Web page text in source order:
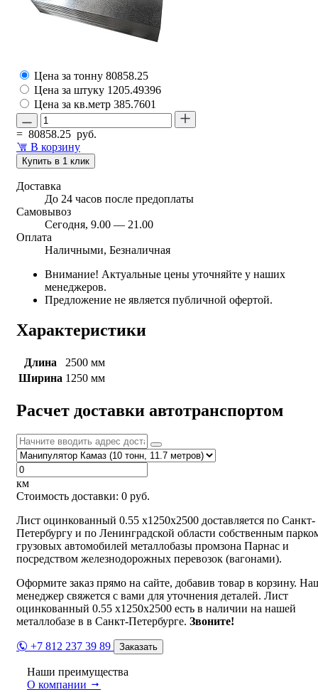
Цена за тонну 80858.25
Цена за штуку 1205.49396
Цена за кв.метр 385.7601
= 80858.25 руб.
В корзину
Купить в 1 клик
Доставка
До 24 часов после предоплаты
Самовывоз
Сегодня, 9.00 — 21.00
Оплата
Наличными, Безналичная
Внимание! Актуальные цены уточняйте у наших
менеджеров.
Предложение не является публичной офертой.
Характеристики
Длина
2500 мм
Ширина 1250 мм
Расчет доставки автотранспортом
км
Стоимость доставки: 0 руб.
Лист оцинкованный 0.55 х1250х2500 доставляется по Санкт-
Петербургу и по Ленинградской области собственным
грузовых автомобилей металлобазы промзона Парнас и
посредством железнодорожных перевозок (вагонами).
Оформите заказ прямо на сайте, добавив товар в корзину.
менеджер свяжется с вами для уточнения деталей. Лист
оцинкованный 0.55 х1250х2500 есть в наличии на нашей
металлобазе в в Санкт-Петербурге. Звоните!
+7 812 237 39 89 Заказать
Наши преимущества
О компании